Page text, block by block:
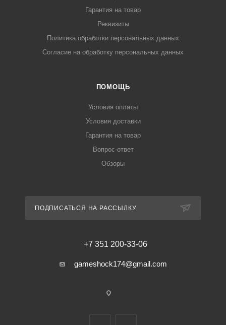
Гарантия на товар
Реквизиты
Политика обработки персональных данных
Согласие на обработку персональных данных
ПОМОЩЬ
Условия оплаты
Условия доставки
Гарантия на товар
Вопрос-ответ
Обзоры
ПОДПИСАТЬСЯ НА РАССЫЛКУ
+7 351 200-33-06
gameshock174@gmail.com